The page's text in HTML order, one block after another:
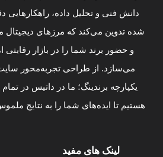
دانش فنی و تحلیل داده،
شده تدوین می‌کند که مرزهای دیجیتال
و حضور برند شما را در بازار رقابتی
می‌سازد. از طراحی تجربه‌محور
یکپارچه برندینگ؛ ما در داتیس در
هستیم تا ایده‌های شما را به نتایج
لینک های مفید